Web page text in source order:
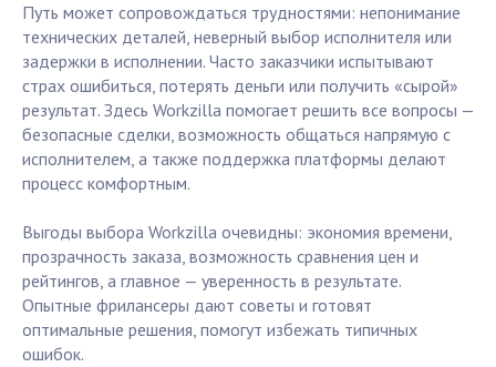
Путь может сопровождаться трудностями: непонимание
технических деталей, неверный выбор исполнителя или
задержки в исполнении. Часто заказчики испытывают
страх ошибиться, потерять деньги или получить «сырой»
результат. Здесь Workzilla помогает решить все вопросы —
безопасные сделки, возможность общаться напрямую с
исполнителем, а также поддержка платформы делают
процесс комфортным.
Выгоды выбора Workzilla очевидны: экономия времени,
прозрачность заказа, возможность сравнения цен и
рейтингов, а главное — уверенность в результате.
Опытные фрилансеры дают советы и готовят
оптимальные решения, помогут избежать типичных
ошибок.